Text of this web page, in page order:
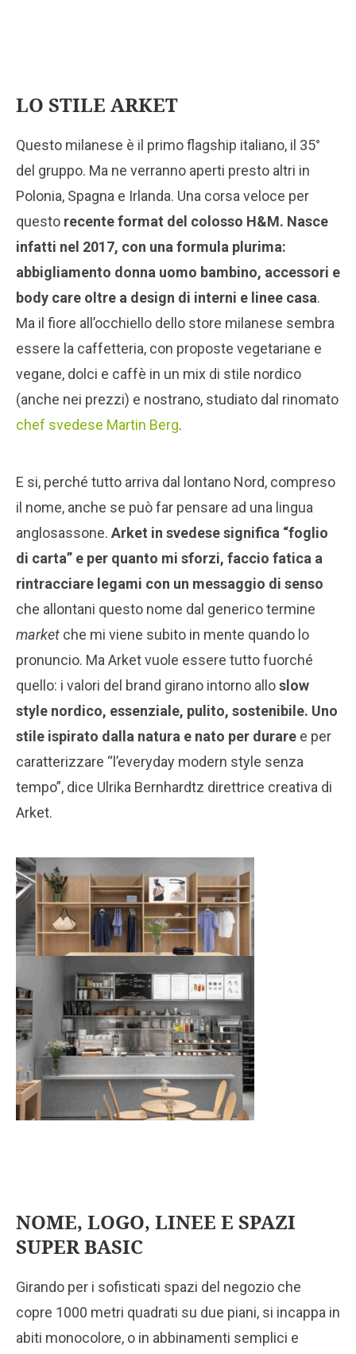
LO STILE ARKET
Questo milanese è il primo flagship italiano, il 35°
del gruppo. Ma ne verranno aperti presto altri in
Polonia, Spagna e Irlanda. Una corsa veloce per
questo recente format del colosso H&M. Nasce
infatti nel 2017, con una formula plurima:
abbigliamento donna uomo bambino, accessori e
body care oltre a design di interni e linee casa.
Ma il fiore all’occhiello dello store milanese sembra
essere la caffetteria, con proposte vegetariane e
vegane, dolci e caffè in un mix di stile nordico
(anche nei prezzi) e nostrano, studiato dal rinomato
chef svedese Martin Berg.
E si, perché tutto arriva dal lontano Nord, compreso
il nome, anche se può far pensare ad una lingua
anglosassone. Arket in svedese significa “foglio
di carta” e per quanto mi sforzi, faccio fatica a
rintracciare legami con un messaggio di senso
che allontani questo nome dal generico termine
market che mi viene subito in mente quando lo
pronuncio. Ma Arket vuole essere tutto fuorché
quello: i valori del brand girano intorno alloslow
style nordico, essenziale, pulito, sostenibile. Uno
stile ispirato dalla natura e nato per durare e per
caratterizzare “l’everyday modern style senza
tempo”, dice Ulrika Bernhardtz direttrice creativa di
Arket.
NOME, LOGO, LINEE E SPAZI
SUPER BASIC
Girando per i sofisticati spazi del negozio che
copre 1000 metri quadrati su due piani, si incappa in
abiti monocolore, o in abbinamenti semplici e